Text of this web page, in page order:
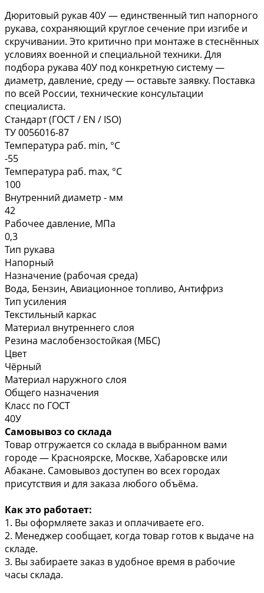
Дюритовый рукав 40У — единственный тип напорного
рукава, сохраняющий круглое сечение при изгибе и
скручивании. Это критично при монтаже в стеснённых
условиях военной и специальной техники. Для
подбора рукава 40У под конкретную систему —
диаметр, давление, среду — оставьте заявку. Поставка
по всей России, технические консультации
специалиста.
Стандарт (ГОСТ / EN / ISO)
ТУ 0056016-87
Температура раб. min, °C
-55
Температура раб. max, °C
100
Внутренний диаметр - мм
42
Рабочее давление, МПа
0,3
Тип рукава
Напорный
Назначение (рабочая среда)
Вода, Бензин, Авиационное топливо, Антифриз
Тип усиления
Текстильный каркас
Материал внутреннего слоя
Резина маслобензостойкая (МБС)
Цвет
Чёрный
Материал наружного слоя
Общего назначения
Класс по ГОСТ
40У
Самовывоз со склада
Товар отгружается со склада в выбранном вами
городе — Красноярске, Москве, Хабаровске или
Абакане. Самовывоз доступен во всех городах
присутствия и для заказа любого объёма.
Как это работает:
1. Вы оформляете заказ и оплачиваете его.
2. Менеджер сообщает, когда товар готов к выдаче на
складе.
3. Вы забираете заказ в удобное время в рабочие
часы склада.